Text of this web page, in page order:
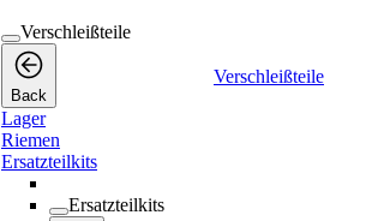
Verschleißteile
Back
Verschleißteile
Lager
Riemen
Ersatzteilkits
Ersatzteilkits